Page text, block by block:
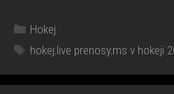
Kategórie
Hokej
Značky
hokej,live prenosy,ms v hokeji